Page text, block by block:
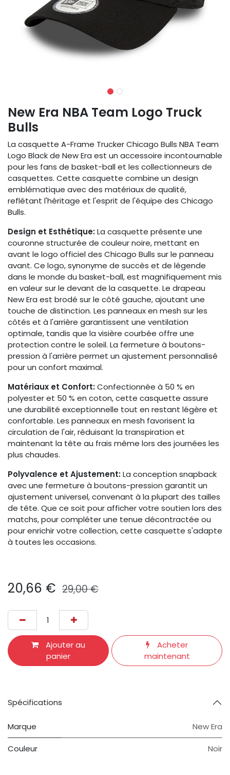
New Era NBA Team Logo Truck
Bulls
La casquette A-Frame Trucker Chicago Bulls NBA Team
Logo Black de New Era est un accessoire incontournable
pour les fans de basket-ball et les collectionneurs de
casquettes. Cette casquette combine un design
emblématique avec des matériaux de qualité,
reflétant l'héritage et l'esprit de l'équipe des Chicago
Bulls.​
Design et Esthétique:La casquette présente une
couronne structurée de couleur noire, mettant en
avant le logo officiel des Chicago Bulls sur le panneau
avant. Ce logo, synonyme de succès et de légende
dans le monde du basket-ball, est magnifiquement mis
en valeur sur le devant de la casquette. Le drapeau
New Era est brodé sur le côté gauche, ajoutant une
touche de distinction. Les panneaux en mesh sur les
côtés et à l'arrière garantissent une ventilation
optimale, tandis que la visière courbée offre une
protection contre le soleil. La fermeture à boutons-
pression à l'arrière permet un ajustement personnalisé
pour un confort maximal.​
Matériaux et Confort:Confectionnée à 50 % en
polyester et 50 % en coton, cette casquette assure
une durabilité exceptionnelle tout en restant légère et
confortable. Les panneaux en mesh favorisent la
circulation de l'air, réduisant la transpiration et
maintenant la tête au frais même lors des journées les
plus chaudes.​
Polyvalence et Ajustement:La conception snapback
avec une fermeture à boutons-pression garantit un
ajustement universel, convenant à la plupart des tailles
de tête. Que ce soit pour afficher votre soutien lors des
matchs, pour compléter une tenue décontractée ou
pour enrichir votre collection, cette casquette s'adapte
à toutes les occasions.​
20,66 € 29,00€
Ajouter au
panier
Acheter
maintenant
Spécifications
Marque New Era
Couleur Noir